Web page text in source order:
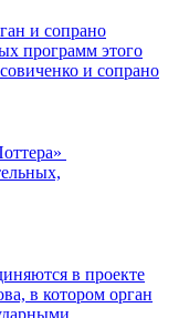
и сопрано
программ этого
и сопрано
в проекте
в котором орган